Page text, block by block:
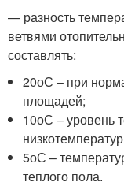
— разность
ветвями
составлять:
20оС – при
площадей;
10оС – уровень
5оС –
теплого пола.